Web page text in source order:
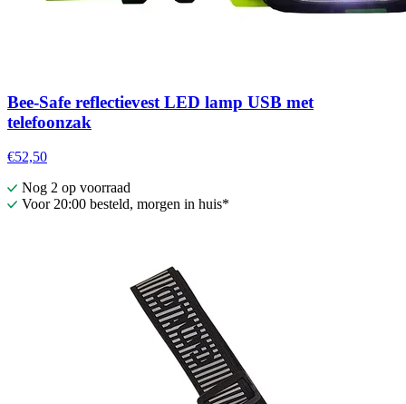
Bee-Safe reflectievest LED lamp USB met
telefoonzak
€52,50
Nog 2 op voorraad
Voor 20:00 besteld, morgen in huis*